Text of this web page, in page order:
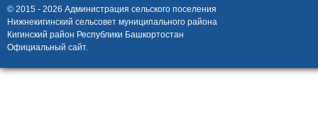
© 2015 - 2026 Администрация сельского поселения
Нижнекигинский сельсовет муниципального района
Кигинский район Республики Башкортостан
Официальный сайт.